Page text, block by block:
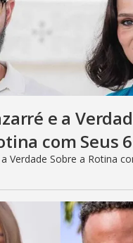
e a
com Seus
Verdade Sobre a Rotina